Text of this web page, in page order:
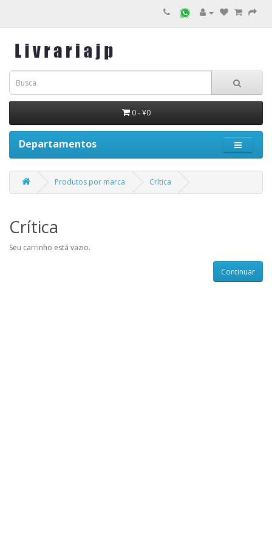
0 - ¥0
Departamentos
Produtos por marca Crítica
Crítica
Seu carrinho está vazio.
Continuar